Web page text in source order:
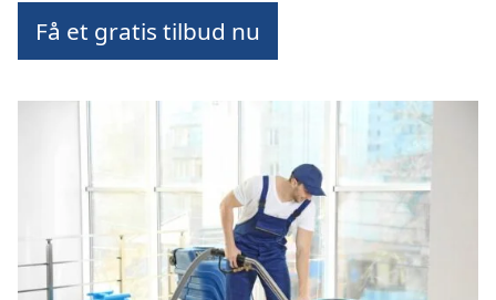
Få et gratis tilbud nu